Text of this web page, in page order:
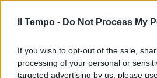
Il Tempo - Do Not Process My
If you wish to opt-out of the sale,
processing of your personal or
targeted advertising by us, please